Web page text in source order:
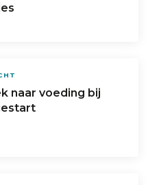
naar voeding bij